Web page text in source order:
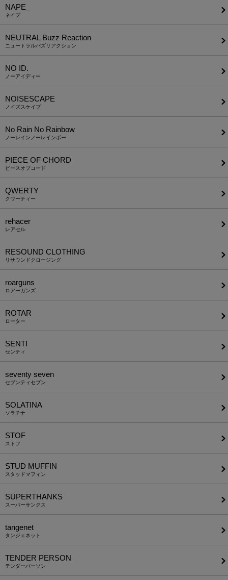
NAPE_
ネイプ
NEUTRAL Buzz Reaction
ニュートラルバズリアクション
NO ID.
ノーアイディー
NOISESCAPE
ノイズスケイプ
No Rain No Rainbow
ノーレインノーレインボー
PIECE OF CHORD
ピースオブコード
QWERTY
クワーティー
rehacer
レアセル
RESOUND CLOTHING
リサウンドクロージング
roarguns
ロアーガンズ
ROTAR
ローター
SENTI
センティ
seventy seven
セブンティセブン
SOLATINA
ソラチナ
STOF
ストフ
STUD MUFFIN
スタッドマフィン
SUPERTHANKS
スーパーサンクス
tangenet
タンジェネット
TENDER PERSON
テンダーパーソン